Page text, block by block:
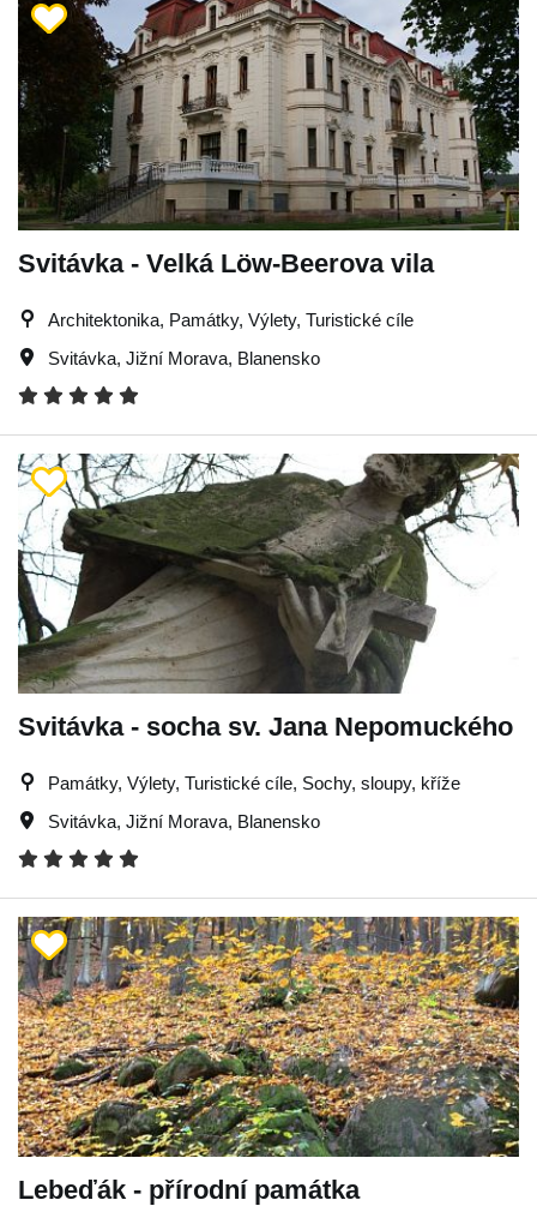
Svitávka - Velká Löw-Beerova vila
Architektonika, Památky, Výlety, Turistické cíle
Svitávka, Jižní Morava, Blanensko
Svitávka - socha sv. Jana Nepomuckého
Památky, Výlety, Turistické cíle, Sochy, sloupy, kříže
Svitávka, Jižní Morava, Blanensko
Lebeďák - přírodní památka